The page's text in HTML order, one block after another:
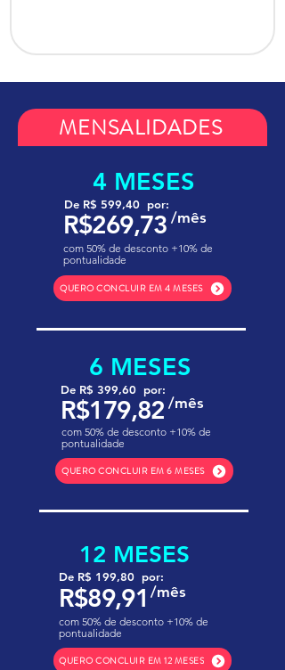
MENSALIDADES
4 MESES
De R$ 599,40 por:
R$269,73 /mês
com 50% de desconto +10% de
pontualidade
QUERO CONCLUIR EM 4 MESES
6 MESES
De R$ 399,60 por:
R$179,82 /mês
com 50% de desconto +10% de
pontualidade
QUERO CONCLUIR EM 6 MESES
12 MESES
De R$ 199,80 por:
R$89,91 /mês
com 50% de desconto +10% de
pontualidade
QUERO CONCLUIR EM 12 MESES